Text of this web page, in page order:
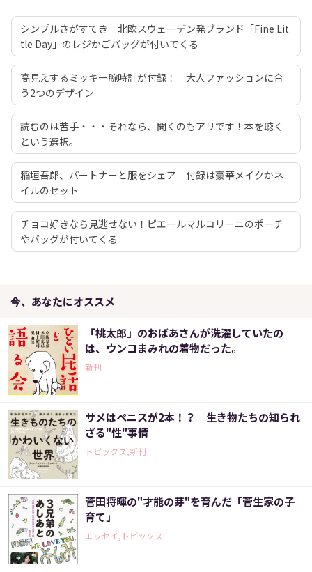
シンプルさがすてき 北欧スウェーデン発ブランド「Fine Lit
tle Day」のレジかごバッグが付いてくる
高見えするミッキー腕時計が付録！ 大人ファッションに合
う2つのデザイン
読むのは苦手・・・それなら、聞くのもアリです！本を聴く
という選択。
稲垣吾郎、パートナーと服をシェア 付録は豪華メイクかネ
イルのセット
チョコ好きなら見逃せない！ピエールマルコリーニのポーチ
やバッグが付いてくる
今、あなたにオススメ
「桃太郎」のおばあさんが洗濯していたの
は、ウンコまみれの着物だった。
新刊
サメはペニスが2本！？ 生き物たちの知られ
ざる"性"事情
トピックス,新刊
菅田将暉の"才能の芽"を育んだ「菅生家の子
育て」
エッセイ,トピックス